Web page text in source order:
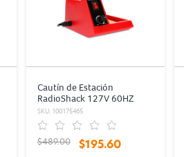
Cautín de Estación
RadioShack 127V 60HZ
40W
SKU: 100175465
$489.00 $195.60